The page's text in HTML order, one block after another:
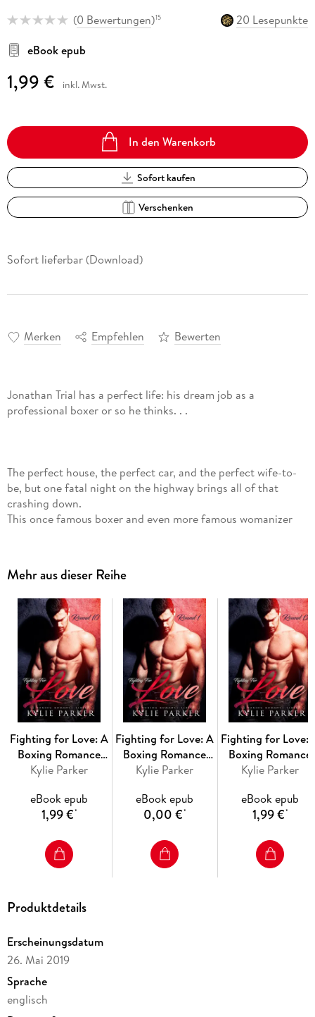
(0 Bewertungen)15
20 Lesepunkte
eBook epub
1,99 € inkl. Mwst.
In den Warenkorb
Sofort kaufen
Verschenken
Sofort lieferbar (Download)
Merken Empfehlen Bewerten
Jonathan Trial has a perfect life: his dream job as a
professional boxer or so he thinks. . .
The perfect house, the perfect car, and the perfect wife-to-
be, but one fatal night on the highway brings all of that
crashing down.
This once famous boxer and even more famous womanizer
fighter.
Will Laurel succumb to Jonathan's charm, and how will
Jonathan handle being the one cheering from the sidelines?
Mehr aus dieser Reihe
Fighting for Love: A
Boxing Romance
(Fighting For Love
Kylie Parker
eBook epub
1,99 €*
Fighting for Love: A
Boxing Romance
(Fighting For Love
Kylie Parker
eBook epub
0,00 €*
Fighting for Love:
Boxing Romance
(Fighting For Love
Kylie Parker
eBook epub
1,99 €*
Produktdetails
Erscheinungsdatum
26. Mai 2019
Sprache
englisch